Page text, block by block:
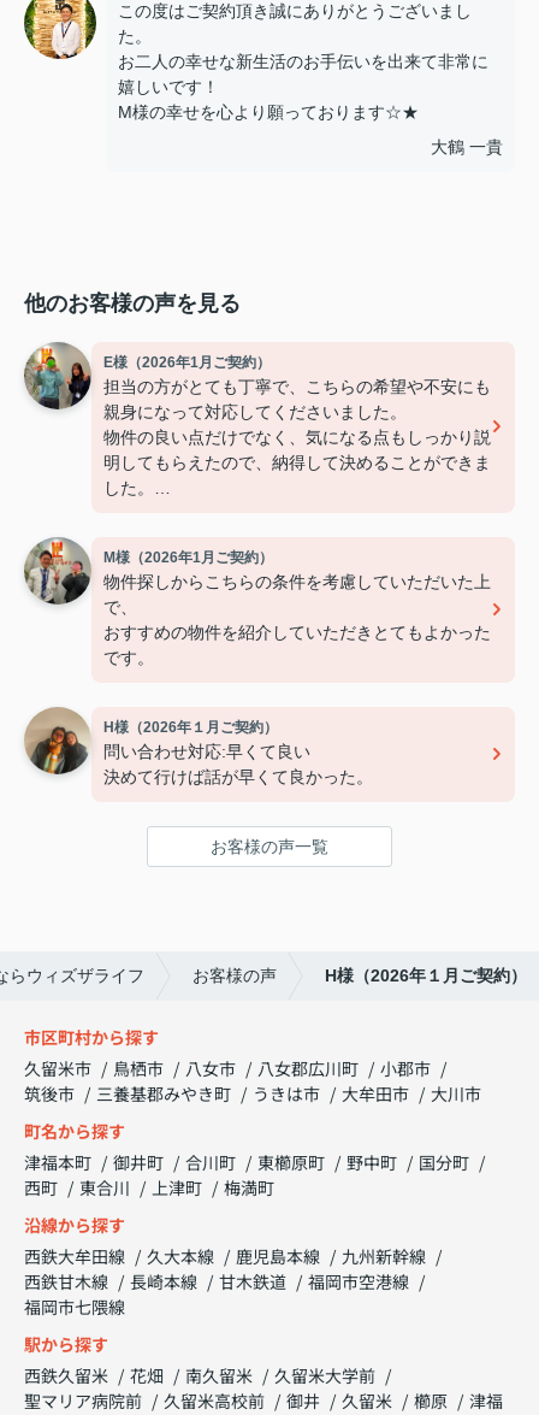
この度はご契約頂き誠にありがとうございまし
た。
お二人の幸せな新生活のお手伝いを出来て非常に
嬉しいです！
M様の幸せを心より願っております☆★
大鶴 一貴
他のお客様の声を見る
E様（2026年1月ご契約）
担当の方がとても丁寧で、こちらの希望や不安にも
親身になって対応してくださいました。
物件の良い点だけでなく、気になる点もしっかり説
明してもらえたので、納得して決めることができま
した。
また引っ越しの機会があれば、ぜひお願いしたいで
す。
M様（2026年1月ご契約）
物件探しからこちらの条件を考慮していただいた上
で、
おすすめの物件を紹介していただきとてもよかった
です。
H様（2026年１月ご契約）
問い合わせ対応:早くて良い
決めて行けば話が早くて良かった。
お客様の声一覧
らウィズザライフ お客様の声 H様（2026年１月ご契約）
市区町村から探す
久留米市
鳥栖市 八女市 八女郡広川町
小郡市
筑後市
三養基郡みやき町 うきは市 大牟田市
大川市
町名から探す
津福本町
御井町 合川町 東櫛原町 野中町
国分町
西町
東合川 上津町
梅満町
沿線から探す
西鉄大牟田線
久大本線 鹿児島本線
九州新幹線
西鉄甘木線
長崎本線 甘木鉄道
福岡市空港線
福岡市七隈線
駅から探す
西鉄久留米
花畑 南久留米
久留米大学前
聖マリア病院前
久留米高校前 御井 久留米 櫛原 津福